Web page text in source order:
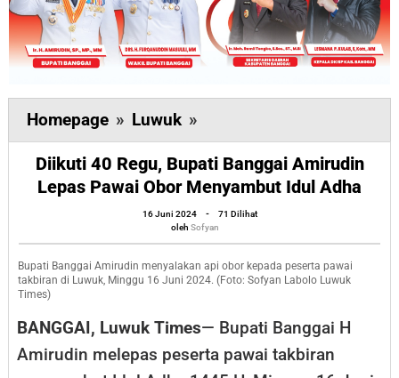
Homepage » Luwuk »
40
Regu,
Bupati
Banggai
Amirudin
Lepas
Pawai
Obor
Menyambut
Idul
Diikuti 40 Regu, Bupati Banggai Amirudin
Lepas Pawai Obor Menyambut Idul Adha
16 Juni 2024
oleh
Sofyan
-
71 Dilihat
oleh Sofyan
Bupati Banggai Amirudin menyalakan api obor kepada peserta pawai
takbiran di Luwuk, Minggu 16 Juni 2024. (Foto: Sofyan Labolo Luwuk
Times)
BANGGAI, Luwuk Times— Bupati Banggai H
Amirudin melepas peserta pawai takbiran